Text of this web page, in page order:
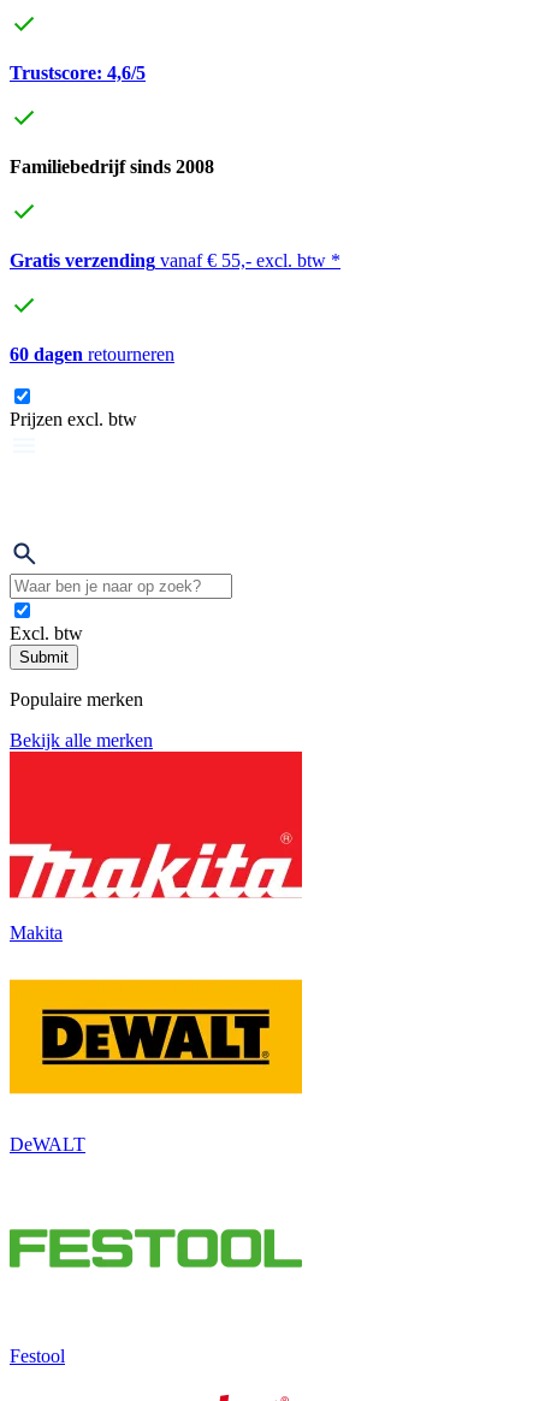
Trustscore: 4,6/5
Familiebedrijf sinds 2008
Gratis verzending vanaf € 55,- excl. btw *
60 dagen retourneren
Prijzen excl. btw
Excl. btw
Submit
Populaire merken
Bekijk alle merken
Makita
DeWALT
Festool